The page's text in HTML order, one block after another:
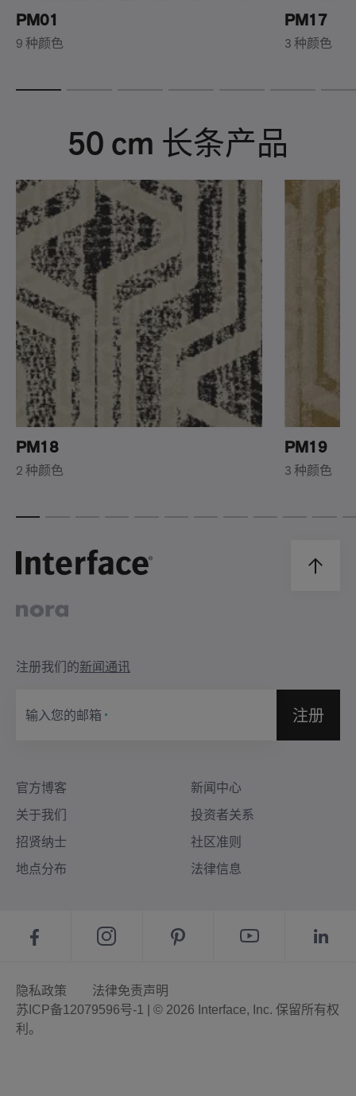
PM01
9 种颜色
PM17
3 种颜色
50 cm 长条产品
PM18
2 种颜色
PM19
3 种颜色
官方博客
关于我们
招贤纳士
地点分布
新闻中心
投资者关系
社区准则
法律信息
注册我们的新闻通讯
输入您的邮箱 注册
隐私政策
法律免责声明
苏ICP备12079596号-1 | © 2026 Interface, Inc. 保留所有权
利。